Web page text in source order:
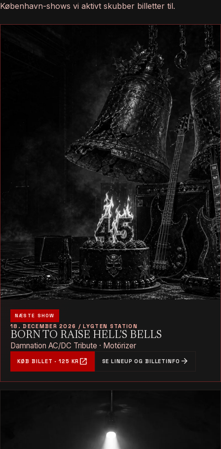
København-shows vi aktivt skubber billetter til.
NÆSTE SHOW
18. DECEMBER 2026 / LYGTEN STATION
BORN TO RAISE HELL'S BELLS
Damnation AC/DC Tribute · Motörizer
KØB BILLET · 125 KR open_in_new SE LINEUP OG BILLETINFO arrow_forward